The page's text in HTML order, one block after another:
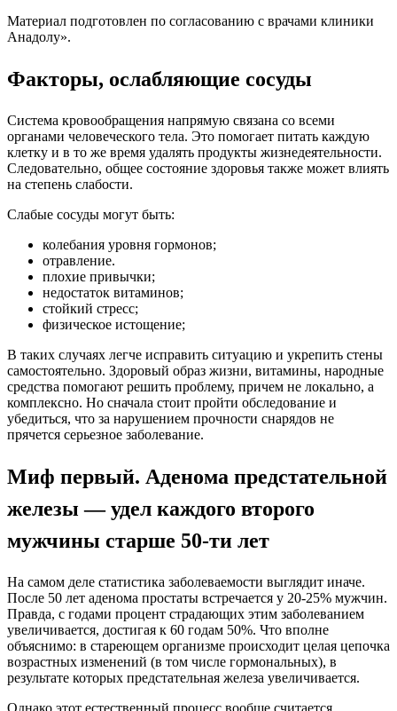
Материал подготовлен по согласованию с врачами клиники
Анадолу».
Факторы, ослабляющие сосуды
Система кровообращения напрямую связана со всеми
органами человеческого тела. Это помогает питать каждую
клетку и в то же время удалять продукты жизнедеятельности.
Следовательно, общее состояние здоровья также может влиять
на степень слабости.
Слабые сосуды могут быть:
колебания уровня гормонов;
отравление.
плохие привычки;
недостаток витаминов;
стойкий стресс;
физическое истощение;
В таких случаях легче исправить ситуацию и укрепить стены
самостоятельно. Здоровый образ жизни, витамины, народные
средства помогают решить проблему, причем не локально, а
комплексно. Но сначала стоит пройти обследование и
убедиться, что за нарушением прочности снарядов не
прячется серьезное заболевание.
Миф первый. Аденома предстательной
железы — удел каждого второго
мужчины старше 50-ти лет
На самом деле статистика заболеваемости выглядит иначе.
После 50 лет аденома простаты встречается у 20-25% мужчин.
Правда, с годами процент страдающих этим заболеванием
увеличивается, достигая к 60 годам 50%. Что вполне
объяснимо: в стареющем организме происходит целая цепочка
возрастных изменений (в том числе гормональных), в
результате которых предстательная железа увеличивается.
Однако этот естественный процесс вообще считается